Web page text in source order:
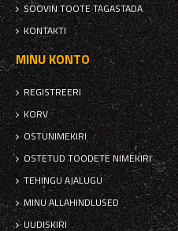
SOOVIN TOOTE TAGASTADA
KONTAKTI
MINU KONTO
REGISTREERI
KORV
OSTUNIMEKIRI
OSTETUD TOODETE NIMEKIRI
TEHINGU AJALUGU
MINU ALLAHINDLUSED
UUDISKIRI